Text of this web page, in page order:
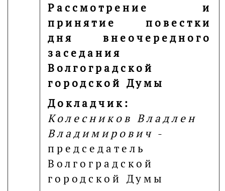
Рассмотрение и
принятие повестки
дня внеочередного
заседания
Волгоградской
городской Думы
Докладчик:
Колесников Владлен
Владимирович -
председатель
Волгоградской
городской Думы